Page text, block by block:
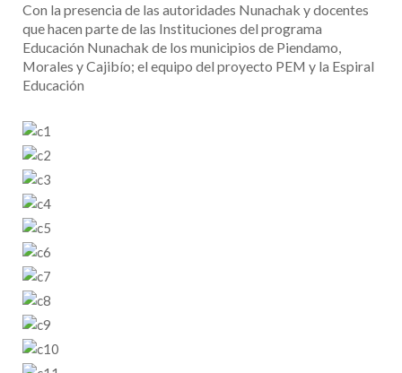
Con la presencia de las autoridades Nunachak y docentes
que hacen parte de las Instituciones del programa
Educación Nunachak de los municipios de Piendamo,
Morales y Cajibío; el equipo del proyecto PEM y la Espiral
Educación